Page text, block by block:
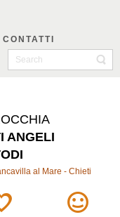
CONTATTI
ANGELI
al Mare - Chieti